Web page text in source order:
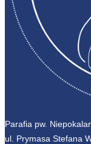
Parafia pw.
ul. Prymasa Stefana